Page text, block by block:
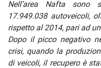
Nell’area Nafta sono
17.949.038 autoveicoli,
rispetto al 2014, pari ad
Dopo il picco negativo
crisi, quando la
di veicoli, il recupero è